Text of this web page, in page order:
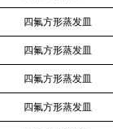
四氟方形蒸发皿
四氟方形蒸发皿
四氟方形蒸发皿
四氟方形蒸发皿